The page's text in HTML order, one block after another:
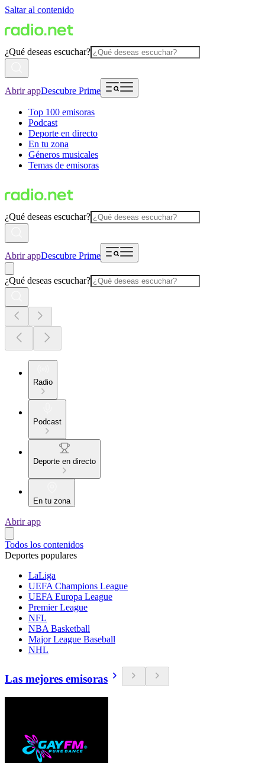
Saltar al contenido
¿Qué deseas escuchar?
Abrir appDescubre Prime
Top 100 emisoras
Podcast
Deporte en directo
En tu zona
Géneros musicales
Temas de emisoras
¿Qué deseas escuchar?
Abrir appDescubre Prime
¿Qué deseas escuchar?
Radio
Podcast
Deporte en directo
En tu zona
Abrir app
Todos los contenidos
Deportes populares
LaLiga
UEFA Champions League
UEFA Europa League
Premier League
NFL
NBA Basketball
Major League Baseball
NHL
Las mejores emisoras